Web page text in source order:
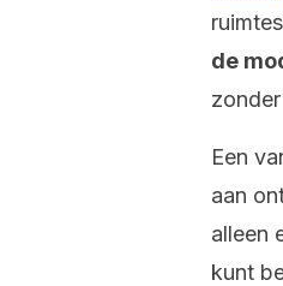
de
Een
aan
alleen
kunt